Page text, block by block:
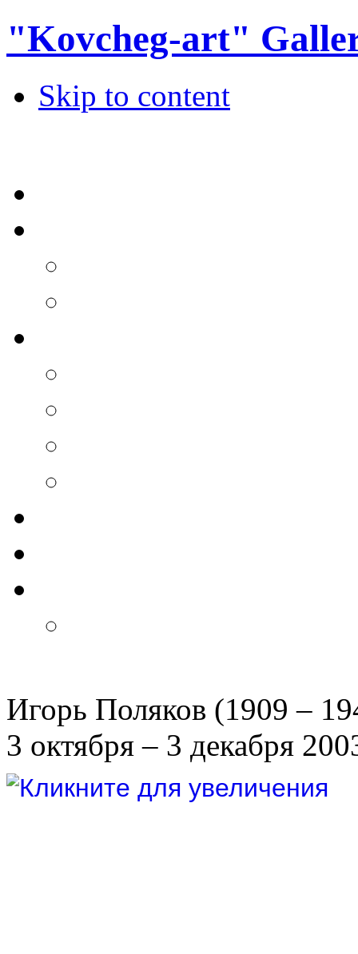
"Kovcheg-art"
Skip to content
Игорь Поляков (1909 –
3 октября – 3 декабря